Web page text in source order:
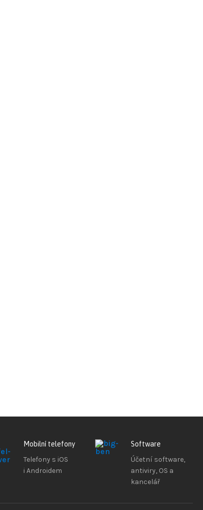
Mobilní telefony
Telefony s iOS
i Androidem
Software
Účetní software,
antiviry, OS a
kancelář